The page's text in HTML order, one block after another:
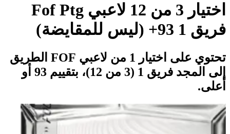
اختيار 3 من 12 لاعبي Fof Ptg
فريق 1 93+ (ليس للمقايضة)
تحتوي على اختيار 1 من لاعبي FOF الطريق
إلى المجد فريق 1 (3 من 12)، بتقييم 93 أو
أعلى.